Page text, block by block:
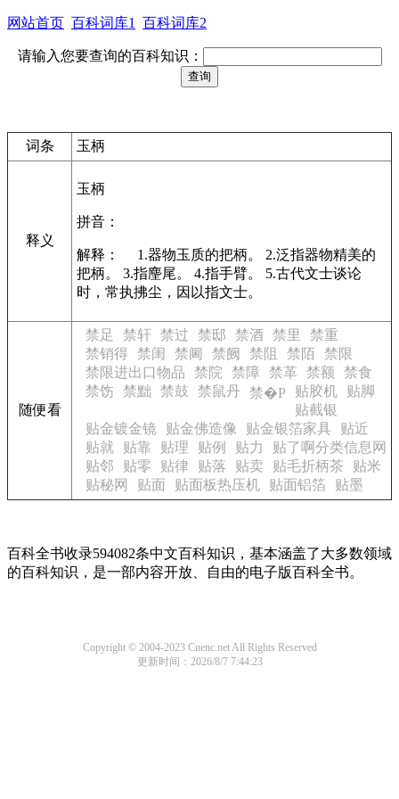
网站首页 百科词库1 百科词库2
请输入您要查询的百科知识：
词条 玉柄
释义
玉柄
拼音：
解释： 1.器物玉质的把柄。 2.泛指器物精美的
把柄。 3.指麈尾。 4.指手臂。 5.古代文士谈论
时，常执拂尘，因以指文士。
随便看
禁足 禁轩 禁过 禁邸 禁酒 禁里
禁重
禁销得
禁闺 禁阃 禁阙 禁阻 禁陌 禁限
禁限进出口物品
禁院 禁障 禁革 禁额
禁食
禁饬
禁黜 禁鼓 禁鼠丹 禁�P 贴胶机
贴脚
贴截银
贴金镀金镜
贴金佛造像 贴金银箔家具
贴近
贴就
贴靠 贴理 贴例 贴力
贴了啊分类信息网
贴邻
贴零 贴律 贴落 贴卖 贴毛折柄茶
贴米
贴秘网
贴面 贴面板热压机 贴面铝箔 贴墨
百科全书收录594082条中文百科知识，基本涵盖了大多数领域
的百科知识，是一部内容开放、自由的电子版百科全书。
Copyright © 2004-2023 Cnenc.net All Rights Reserved
更新时间：2026/8/7 7:44:23